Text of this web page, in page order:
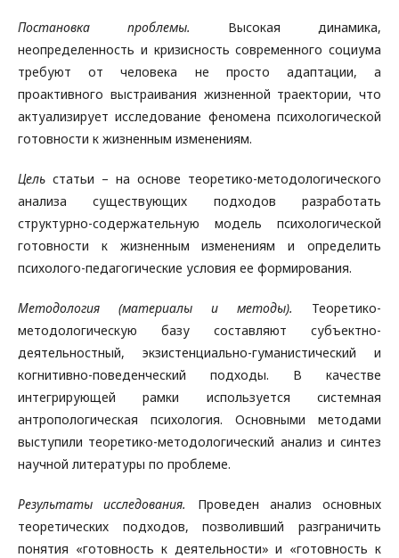
Постановка проблемы.
Высокая динамика,
неопределенность и кризисность современного социума
требуют от человека не просто адаптации, а
проактивного выстраивания жизненной траектории, что
актуализирует исследование феномена психологической
готовности к жизненным изменениям.
Цель статьи – на основе теоретико-методологического
анализа существующих подходов разработать
структурно-содержательную модель психологической
готовности к жизненным изменениям и определить
психолого-педагогические условия ее формирования.
Методология (материалы и методы).
Теоретико-
методологическую базу составляют субъектно-
деятельностный, экзистенциально-гуманистический и
когнитивно-поведенческий подходы. В качестве
интегрирующей рамки используется системная
антропологическая психология. Основными методами
выступили теоретико-методологический анализ и синтез
научной литературы по проблеме.
Результаты исследования.
Проведен анализ основных
теоретических подходов, позволивший разграничить
понятия «готовность к деятельности» и «готовность к